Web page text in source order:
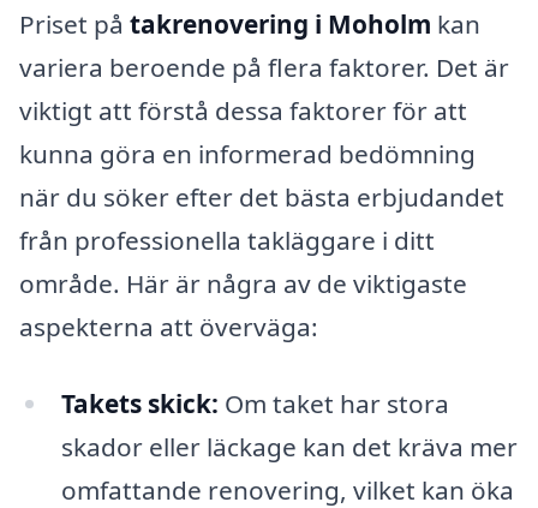
Priset på takrenovering i Moholm kan
variera beroende på flera faktorer. Det är
viktigt att förstå dessa faktorer för att
kunna göra en informerad bedömning
när du söker efter det bästa erbjudandet
från professionella takläggare i ditt
område. Här är några av de viktigaste
aspekterna att överväga:
Takets skick: Om taket har stora
skador eller läckage kan det kräva mer
omfattande renovering, vilket kan öka